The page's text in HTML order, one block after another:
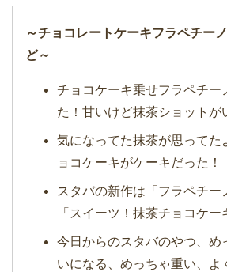
～チョコレートケーキフラペチー
ど～
チョコケーキ乗せフラペチー
た！甘いけど抹茶ショットが
気になってた抹茶が思ってた
ョコケーキがケーキだった！
スタバの新作は「フラペチー
「スイーツ！抹茶チョコケー
今日からのスタバのやつ、め
いになる、めっちゃ重い、よ